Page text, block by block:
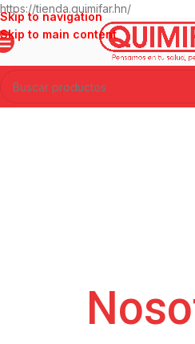
https://tienda.quimifar.hn/
Skip to navigation
Skip to main content